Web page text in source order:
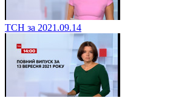
ТСН за 2021.09.14